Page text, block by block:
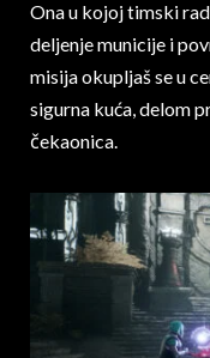
Ona u kojoj timski
deljenje municije i
misija okupljaš se u
sigurna kuća, delom
čekaonica.